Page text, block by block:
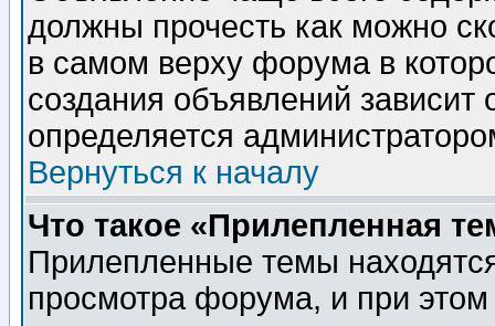
должны прочесть как можно
в самом верху форума в
создания объявлений зависит
определяется
Вернуться к началу
Что такое «Прилепленная
Прилепленные темы
просмотра форума, и при